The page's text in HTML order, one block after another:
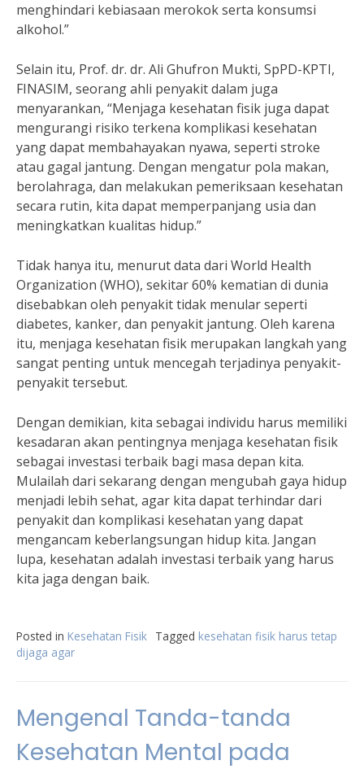
menghindari kebiasaan merokok serta konsumsi
alkohol.”
Selain itu, Prof. dr. dr. Ali Ghufron Mukti, SpPD-KPTI,
FINASIM, seorang ahli penyakit dalam juga
menyarankan, “Menjaga kesehatan fisik juga dapat
mengurangi risiko terkena komplikasi kesehatan
yang dapat membahayakan nyawa, seperti stroke
atau gagal jantung. Dengan mengatur pola makan,
berolahraga, dan melakukan pemeriksaan kesehatan
secara rutin, kita dapat memperpanjang usia dan
meningkatkan kualitas hidup.”
Tidak hanya itu, menurut data dari World Health
Organization (WHO), sekitar 60% kematian di dunia
disebabkan oleh penyakit tidak menular seperti
diabetes, kanker, dan penyakit jantung. Oleh karena
itu, menjaga kesehatan fisik merupakan langkah yang
sangat penting untuk mencegah terjadinya penyakit-
penyakit tersebut.
Dengan demikian, kita sebagai individu harus memiliki
kesadaran akan pentingnya menjaga kesehatan fisik
sebagai investasi terbaik bagi masa depan kita.
Mulailah dari sekarang dengan mengubah gaya hidup
menjadi lebih sehat, agar kita dapat terhindar dari
penyakit dan komplikasi kesehatan yang dapat
mengancam keberlangsungan hidup kita. Jangan
lupa, kesehatan adalah investasi terbaik yang harus
kita jaga dengan baik.
Posted in Kesehatan Fisik Tagged kesehatan fisik harus tetap
dijaga agar
Mengenal Tanda-tanda
Kesehatan Mental pada